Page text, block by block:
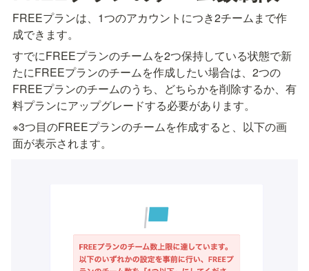
FREEプランは、1つのアカウントにつき2チームまで作
成できます。
すでにFREEプランのチームを2つ保持している状態で新
たにFREEプランのチームを作成したい場合は、2つの
FREEプランのチームのうち、どちらかを削除するか、有
料プランにアップグレードする必要があります。
※3つ目のFREEプランのチームを作成すると、以下の画